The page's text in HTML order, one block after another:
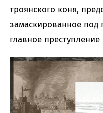
троянского коня,
замаскированное под
главное